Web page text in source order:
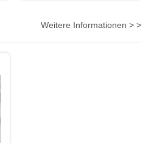
Weitere Informationen > >